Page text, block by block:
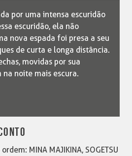
por uma intensa escuridão
escuridão, ela não
nova espada foi presa a seu
de curta e longa distância.
movidas por sua
noite mais escura.
MINA MAJIKINA, SOGETSU